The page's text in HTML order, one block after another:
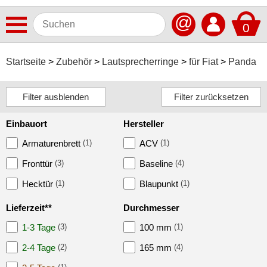
0
@
Startseite Zubehör Lautsprecherringe für Fiat Panda
Autoradios
Dashcams
Elektromobilität
Freisprechanlagen
Navigationssoftware
Navigationssysteme
Einbauort
Armaturenbrett (1)
Fronttür (3)
Hecktür (1)
Hersteller
ACV (1)
Baseline (4)
Blaupunkt (1)
Lieferzeit**
1-3 Tage (3)
2-4 Tage (2)
Durchmesser
100 mm (1)
165 mm (4)